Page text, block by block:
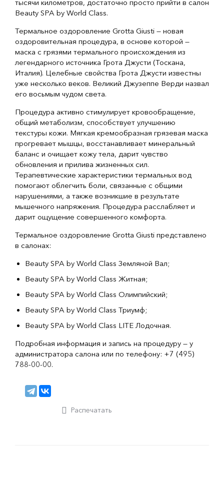
тысячи километров, достаточно просто прийти в салон
Beauty SPA by World Class.
Термальное оздоровление Grotta Giusti — новая
оздоровительная процедура, в основе которой —
маска с грязями термального происхождения из
легендарного источника Грота Джусти (Тоскана,
Италия). Целебные свойства Грота Джусти известны
уже несколько веков. Великий Джузеппе Верди назвал
его восьмым чудом света.
Процедура активно стимулирует кровообращение,
общий метаболизм, способствует улучшению
текстуры кожи. Мягкая кремообразная грязевая маска
прогревает мышцы, восстанавливает минеральный
баланс и очищает кожу тела, дарит чувство
обновления и прилива жизненных сил.
Терапевтические характеристики термальных вод
помогают облегчить боли, связанные с общими
нарушениями, а также возникшие в результате
мышечного напряжения. Процедура расслабляет и
дарит ощущение совершенного комфорта.
Термальное оздоровление Grotta Giusti представлено
в салонах:
Beauty SPA by World Class Земляной Вал;
Beauty SPA by World Class Житная;
Beauty SPA by World Class Олимпийский;
Beauty SPA by World Class Триумф;
Beauty SPA by World Class LITE Лодочная.
Подробная информация и запись на процедуру — у
администратора салона или по телефону: +7 (495)
788-00-00.
Распечатать